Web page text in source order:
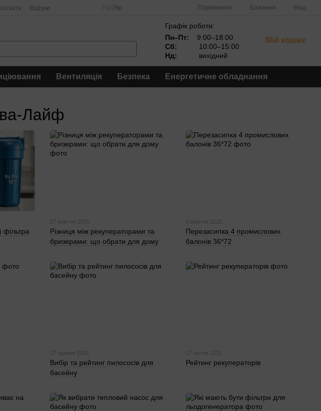
Відгуки Укр Порівняння Бажання Вхід
Графік роботи:
Пн–Пт:
9:00–18:00
Сб:
10:00–15:00
Нд:
вихідний
Мій кошик
Вентиляція Безпека Енергетичне обладнання
Лайф
фільтра
17 жовтня 2025
Різниця між рекуператорами та
бризерами: що обрати для дому
9 жовтня 2025
Перезасипка 4 промислових
балонів 36*72
27 травня 2025
Вибір та рейтинг пилососів для
басейну
27 квітня 2025
Рейтинг рекуператорів